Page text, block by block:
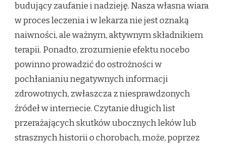
budujący zaufanie i nadzieję. Nasza własna wiara
w proces leczenia i w lekarza nie jest oznaką
naiwności, ale ważnym, aktywnym składnikiem
terapii. Ponadto, zrozumienie efektu nocebo
powinno prowadzić do ostrożności w
pochłanianiu negatywnych informacji
zdrowotnych, zwłaszcza z niesprawdzonych
źródeł w internecie. Czytanie długich list
przerażających skutków ubocznych leków lub
strasznych historii o chorobach, może, poprzez